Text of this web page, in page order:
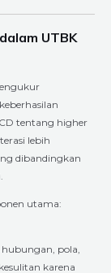
UTBK
tentang higher
lebih
dibandingkan
utama:
pola,
karena